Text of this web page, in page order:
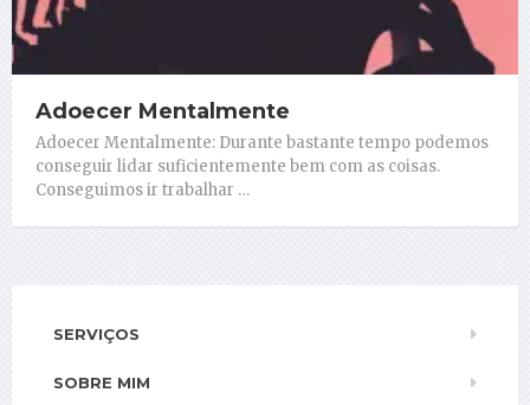
Adoecer Mentalmente
Adoecer Mentalmente: Durante bastante tempo podemos
conseguir lidar suficientemente bem com as coisas.
Conseguimos ir trabalhar …
SERVIÇOS
SOBRE MIM